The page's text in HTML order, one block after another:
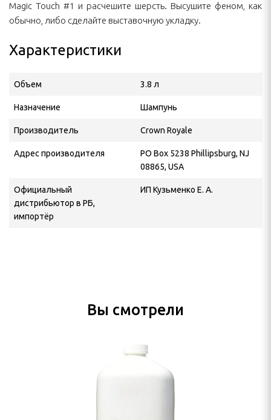
Magic Touch #1 и расчешите шерсть. Высушите феном, как
обычно, либо сделайте выставочную укладку.
Характеристики
Объем 3.8 л
Назначение Шампунь
Производитель Crown Royale
Адрес производителя
PO Box 5238 Phillipsburg, NJ
08865, USA
Официальный
дистрибьютор в РБ,
импортёр
ИП Кузьменко Е. А.
Вы смотрели